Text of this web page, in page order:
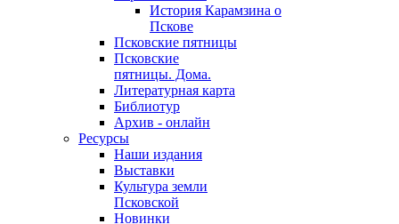
История Карамзина о
Пскове
Псковские пятницы
Псковские
пятницы. Дома.
Литературная карта
Библиотур
Архив - онлайн
Ресурсы
Наши издания
Выставки
Культура земли
Псковской
Новинки